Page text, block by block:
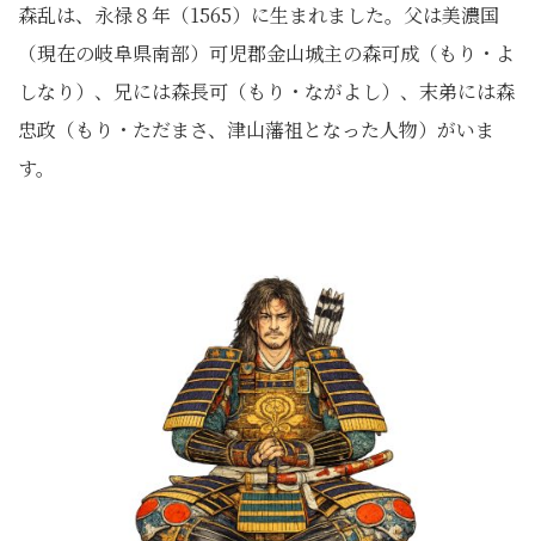
森乱は、永禄８年（1565）に生まれました。父は美濃国
（現在の岐阜県南部）可児郡金山城主の森可成（もり・よ
しなり）、兄には森長可（もり・ながよし）、末弟には森
忠政（もり・ただまさ、津山藩祖となった人物）がいま
す。